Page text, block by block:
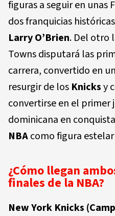
figuras a seguir en unas
dos franquicias
Larry O’Brien. Del otro
Towns disputará las
carrera, convertido en
resurgir de los Knicksy
convertirse en el primer
dominicana en
NBAcomo figura
¿Cómo llegan
finales de la NBA?
New York Knicks